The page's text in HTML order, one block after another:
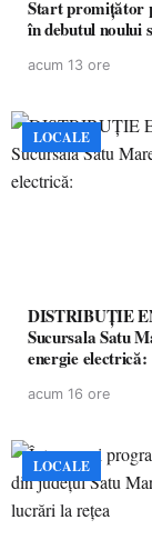
Start promițător
în debutul noului
acum 13 ore
LOCALE
DISTRIBUȚIE
Sucursala Satu
energie electrică:
acum 16 ore
LOCALE